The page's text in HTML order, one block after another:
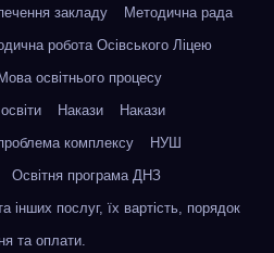
закладу
Методична рада
робота Осівського Ліцею
Мова освітнього процесу
Накази
Накази
комплексу
НУШ
Освітня програма ДНЗ
інших послуг, їх вартість, порядок
та оплати.